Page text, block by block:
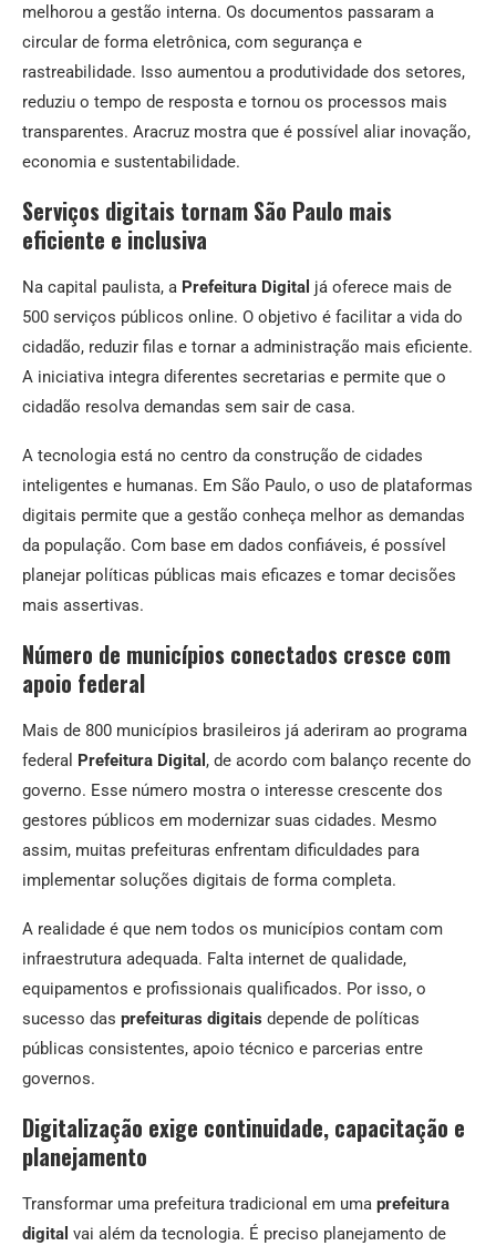
melhorou a gestão interna. Os documentos passaram a
circular de forma eletrônica, com segurança e
rastreabilidade. Isso aumentou a produtividade dos setores,
reduziu o tempo de resposta e tornou os processos mais
transparentes. Aracruz mostra que é possível aliar inovação,
economia e sustentabilidade.
Serviços digitais tornam São Paulo mais
eficiente e inclusiva
Na capital paulista, a Prefeitura Digital já oferece mais de
500 serviços públicos online. O objetivo é facilitar a vida do
cidadão, reduzir filas e tornar a administração mais eficiente.
A iniciativa integra diferentes secretarias e permite que o
cidadão resolva demandas sem sair de casa.
A tecnologia está no centro da construção de cidades
inteligentes e humanas. Em São Paulo, o uso de plataformas
digitais permite que a gestão conheça melhor as demandas
da população. Com base em dados confiáveis, é possível
planejar políticas públicas mais eficazes e tomar decisões
mais assertivas.
Número de municípios conectados cresce com
apoio federal
Mais de 800 municípios brasileiros já aderiram ao programa
federal Prefeitura Digital , de acordo com balanço recente do
governo. Esse número mostra o interesse crescente dos
gestores públicos em modernizar suas cidades. Mesmo
assim, muitas prefeituras enfrentam dificuldades para
implementar soluções digitais de forma completa.
A realidade é que nem todos os municípios contam com
infraestrutura adequada. Falta internet de qualidade,
equipamentos e profissionais qualificados. Por isso, o
sucesso das prefeituras digitais depende de políticas
públicas consistentes, apoio técnico e parcerias entre
governos.
Digitalização exige continuidade, capacitação e
planejamento
Transformar uma prefeitura tradicional em uma prefeitura
digital vai além da tecnologia. É preciso planejamento de